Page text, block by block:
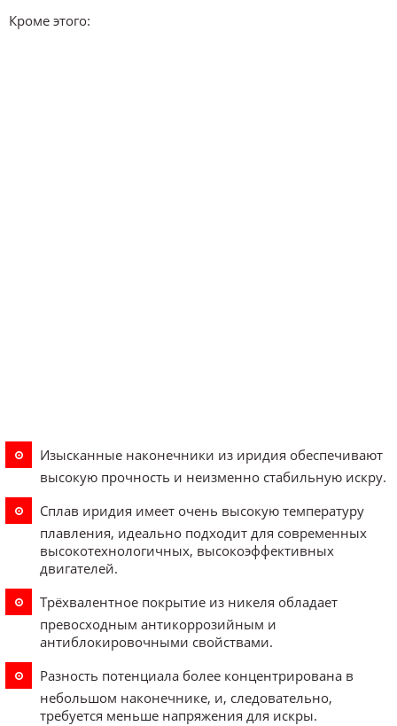
Кроме этого:
Изысканные наконечники из иридия обеспечивают
высокую прочность и неизменно стабильную искру.
Сплав иридия имеет очень высокую температуру
плавления, идеально подходит для современных
высокотехнологичных, высокоэффективных
двигателей.
Трёхвалентное покрытие из никеля обладает
превосходным антикоррозийным и
антиблокировочными свойствами.
Разность потенциала более концентрирована в
небольшом наконечнике, и, следовательно,
требуется меньше напряжения для искры.